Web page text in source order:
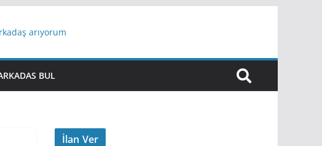
arıyorum
Lazım
iş
BUL
İlan Ver